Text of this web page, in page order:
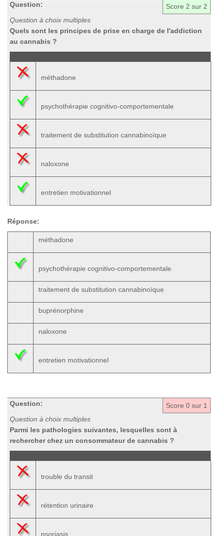
Score 2 sur 2
Question:
Question à choix multiples
Quels sont les principes de prise en charge de l'addiction
au cannabis ?
méthadone
psychothérapie cognitivo-comportementale
traitement de substitution cannabinoïque
naloxone
entretien motivationnel
Réponse:
méthadone
psychothérapie cognitivo-comportementale
traitement de substitution cannabinoïque
buprénorphine
naloxone
entretien motivationnel
Score 0 sur 1
Question:
Question à choix multiples
Parmi les pathologies suivantes, lesquelles sont à
rechercher chez un consommateur de cannabis ?
trouble du transit
rétention urinaire
psoriasis